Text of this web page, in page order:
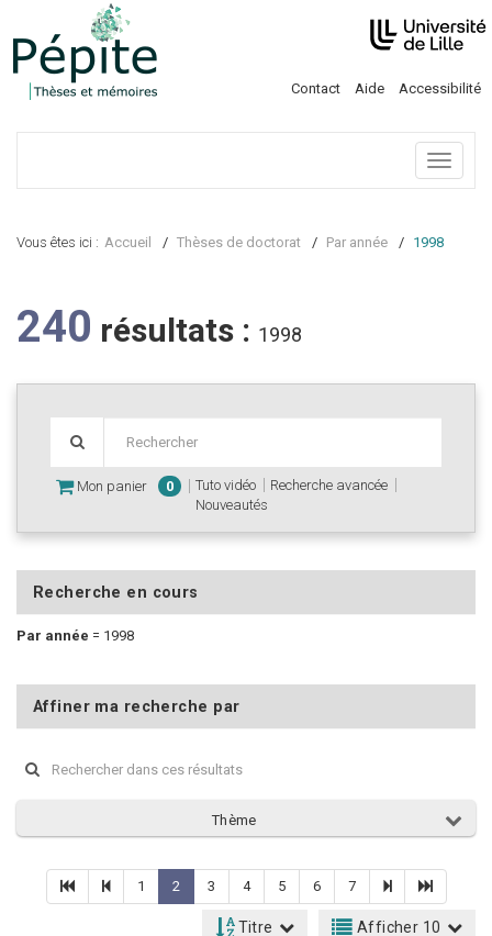
Contact Aide Accessibilité
Menu
Vous êtes ici : Accueil Thèses de doctorat Par année 1998
240 résultats : 1998
Mon panier 0 Tuto vidéo
Recherche avancée
Nouveautés
Recherche en cours
Par année = 1998
Affiner ma recherche par
Thème
1 2 3 4 5 6 7
Titre Afficher 10